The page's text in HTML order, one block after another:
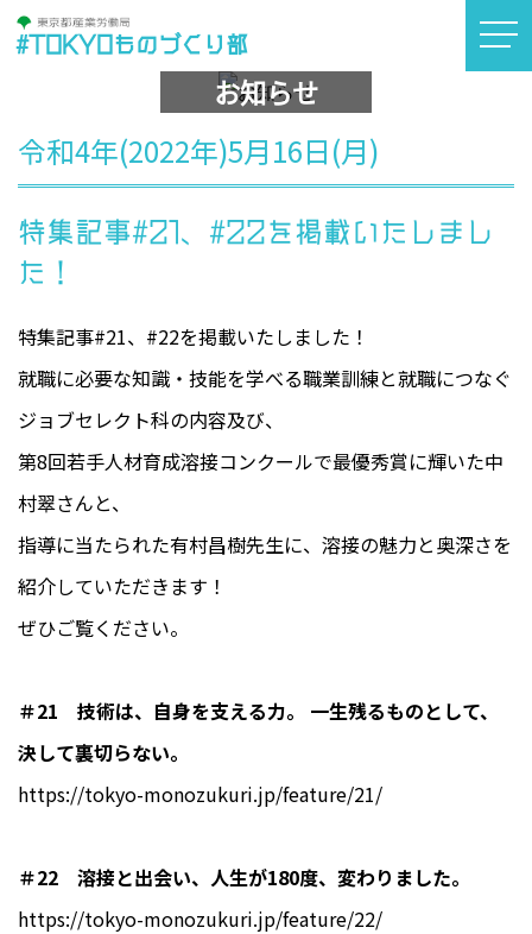
#TOKYOものづくり部
お知らせ
令和4年(2022年)5月16日(月)
特集記事#21、#22を掲載いたしまし
た！
特集記事#21、#22を掲載いたしました！
就職に必要な知識・技能を学べる職業訓練と就職につなぐ
ジョブセレクト科の内容及び、
第8回若手人材育成溶接コンクールで最優秀賞に輝いた中
村翠さんと、
指導に当たられた有村昌樹先生に、溶接の魅力と奥深さを
紹介していただきます！
ぜひご覧ください。
＃21 技術は、自身を支える力。 一生残るものとして、
決して裏切らない。
https://tokyo-monozukuri.jp/feature/21/
＃22 溶接と出会い、人生が180度、変わりました。
https://tokyo-monozukuri.jp/feature/22/